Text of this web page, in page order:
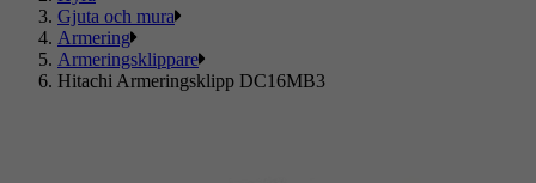
Gjuta och mura
Armering
Armeringsklippare
Hitachi Armeringsklipp DC16MB3